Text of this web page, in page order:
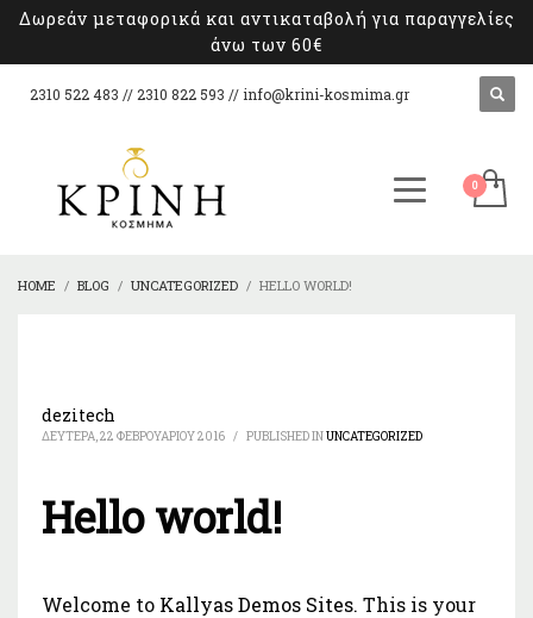
Δωρεάν μεταφορικά και αντικαταβολή για παραγγελίες
άνω των 60€
2310 522 483 // 2310 822 593 // info@krini-kosmima.gr
HOME BLOG UNCATEGORIZED HELLO WORLD!
dezitech
ΔΕΥΤΈΡΑ, 22 ΦΕΒΡΟΥΑΡΊΟΥ 2016 / PUBLISHED INUNCATEGORIZED
Hello world!
Welcome to Kallyas Demos Sites. This is your